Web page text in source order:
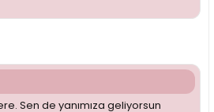
Sen de yanımıza geliyorsun